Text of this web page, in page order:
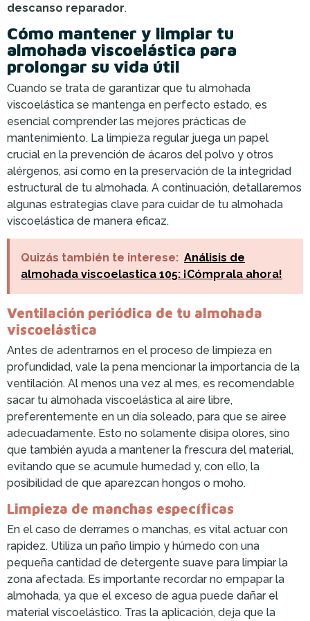
descanso reparador.
Cómo mantener y limpiar tu
almohada viscoelástica para
prolongar su vida útil
Cuando se trata de garantizar que tu almohada
viscoelástica se mantenga en perfecto estado, es
esencial comprender las mejores prácticas de
mantenimiento. La limpieza regular juega un papel
crucial en la prevención de ácaros del polvo y otros
alérgenos, así como en la preservación de la integridad
estructural de tu almohada. A continuación, detallaremos
algunas estrategias clave para cuidar de tu almohada
viscoelástica de manera eficaz.
Quizás también te interese: Análisis de
almohada viscoelastica 105: ¡Cómprala ahora!
Ventilación periódica de tu almohada
viscoelástica
Antes de adentrarnos en el proceso de limpieza en
profundidad, vale la pena mencionar la importancia de la
ventilación. Al menos una vez al mes, es recomendable
sacar tu almohada viscoelástica al aire libre,
preferentemente en un día soleado, para que se airee
adecuadamente. Esto no solamente disipa olores, sino
que también ayuda a mantener la frescura del material,
evitando que se acumule humedad y, con ello, la
posibilidad de que aparezcan hongos o moho.
Limpieza de manchas específicas
En el caso de derrames o manchas, es vital actuar con
rapidez. Utiliza un paño limpio y húmedo con una
pequeña cantidad de detergente suave para limpiar la
zona afectada. Es importante recordar no empapar la
almohada, ya que el exceso de agua puede dañar el
material viscoelástico. Tras la aplicación, deja que la